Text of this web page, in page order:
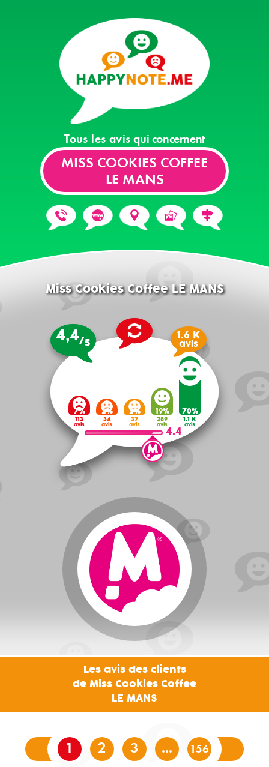
Tous les avis qui concernent
MISS COOKIES COFFEE
LE MANS
7%
113
avis
2%
34
avis
2%
37
avis
19%
289
avis
70%
1.1 K
avis
4.4
Miss Cookies Coffee LE MANS
4,4/5
1.6 K
avis
Les avis des clients
de Miss Cookies Coffee
LE MANS
1 2 3 ... 156